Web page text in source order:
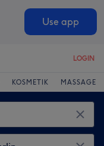
Use app
LOGIN
KOSMETIK MASSAGE